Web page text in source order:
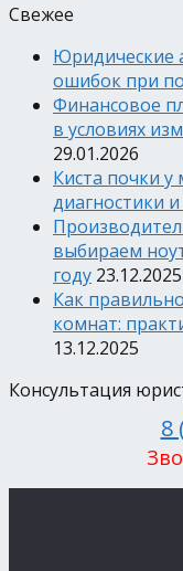
Свежее
Юридические
ошибок при
Финансовое
в условиях
29.01.2026
Киста почки
диагностики
выбираем
году 23.12.2025
Как
комнат:
13.12.2025
Консультация
8